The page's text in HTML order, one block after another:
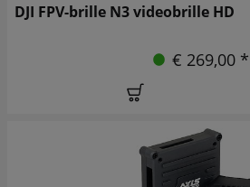
DJI FPV-brille N3 videobrille HD
€ 269,00 *